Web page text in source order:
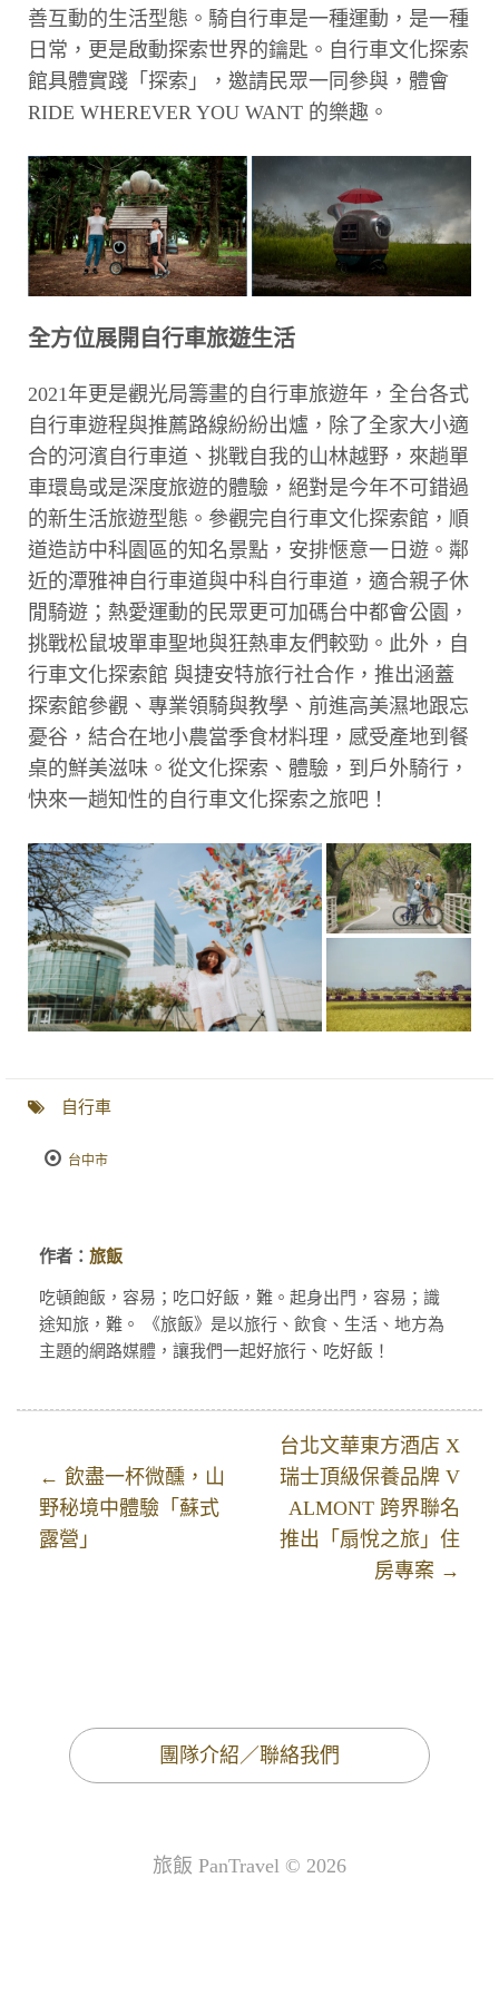
善互動的生活型態。騎自行車是一種運動，是一種
日常，更是啟動探索世界的鑰匙。自行車文化探索
館具體實踐「探索」，邀請民眾一同參與，體會
RIDE WHEREVER YOU WANT 的樂趣。
全方位展開自行車旅遊生活
2021年更是觀光局籌畫的自行車旅遊年，全台各式
自行車遊程與推薦路線紛紛出爐，除了全家大小適
合的河濱自行車道、挑戰自我的山林越野，來趟單
車環島或是深度旅遊的體驗，絕對是今年不可錯過
的新生活旅遊型態。參觀完自行車文化探索館，順
道造訪中科園區的知名景點，安排愜意一日遊。鄰
近的潭雅神自行車道與中科自行車道，適合親子休
閒騎遊；熱愛運動的民眾更可加碼台中都會公園，
挑戰松鼠坡單車聖地與狂熱車友們較勁。此外，自
行車文化探索館 與捷安特旅行社合作，推出涵蓋
探索館參觀、專業領騎與教學、前進高美濕地跟忘
憂谷，結合在地小農當季食材料理，感受產地到餐
桌的鮮美滋味。從文化探索、體驗，到戶外騎行，
快來一趟知性的自行車文化探索之旅吧！
自行車
台中市
作者： 旅飯
吃頓飽飯，容易；吃口好飯，難。起身出門，容易；識
途知旅，難。 《旅飯》是以旅行、飲食、生活、地方為
主題的網路媒體，讓我們一起好旅行、吃好飯！
← 飲盡一杯微醺，山
野秘境中體驗「蘇式
露營」
台北文華東方酒店 X
瑞士頂級保養品牌 V
ALMONT 跨界聯名
推出「扇悅之旅」住
房專案 →
團隊介紹／聯絡我們
旅飯 PanTravel © 2026